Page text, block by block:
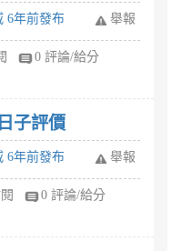
6年前發布 舉報
0 評論/給分
子評價
6年前發布 舉報
0 評論/給分